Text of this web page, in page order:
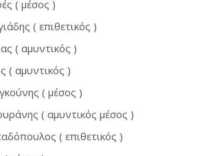
( μέσος )
( επιθετικός )
( αμυντικός )
( αμυντικός )
( μέσος )
( αμυντικός μέσος )
( επιθετικός )